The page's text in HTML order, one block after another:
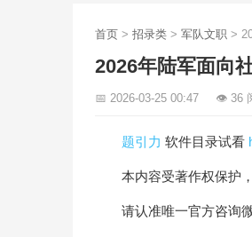
首页 > 招录类 > 军队文职 >
2026年陆军面向
📅 2026-03-25 00:47 👁 36
题引力 软件目录试看
本内容受著作权保护
请认准唯一官方咨询